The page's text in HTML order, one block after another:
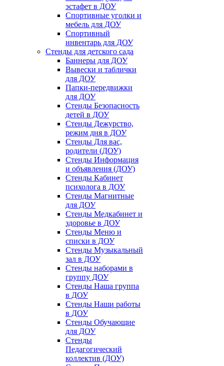
эстафет в ДОУ
Спортивные уголки и
мебель для ДОУ
Спортивный
инвентарь для ДОУ
Стенды для детского сада
Баннеры для ДОУ
Вывески и таблички
для ДОУ
Папки-передвижки
для ДОУ
Стенды Безопасность
детей в ДОУ
Стенды Дежурство,
режим дня в ДОУ
Стенды Для вас,
родители (ДОУ)
Стенды Информация
и объявления (ДОУ)
Стенды Кабинет
психолога в ДОУ
Стенды Магнитные
для ДОУ
Стенды Медкабинет и
здоровье в ДОУ
Стенды Меню и
списки в ДОУ
Стенды Музыкальный
зал в ДОУ
Стенды наборами в
группу ДОУ
Стенды Наша группа
в ДОУ
Стенды Наши работы
в ДОУ
Стенды Обучающие
для ДОУ
Стенды
Педагогический
коллектив (ДОУ)